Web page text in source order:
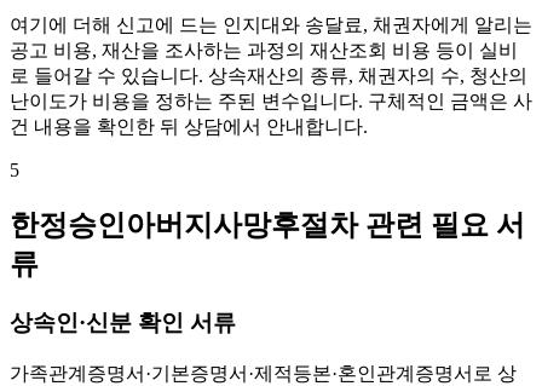
여기에 더해 신고에 드는 인지대와 송달료, 채권자에게 알리는
공고 비용, 재산을 조사하는 과정의 재산조회 비용 등이 실비
로 들어갈 수 있습니다. 상속재산의 종류, 채권자의 수, 청산의
난이도가 비용을 정하는 주된 변수입니다. 구체적인 금액은 사
건 내용을 확인한 뒤 상담에서 안내합니다.
5
한정승인아버지사망후절차 관련 필요 서
류
상속인·신분 확인 서류
가족관계증명서·기본증명서·제적등본·혼인관계증명서로 상